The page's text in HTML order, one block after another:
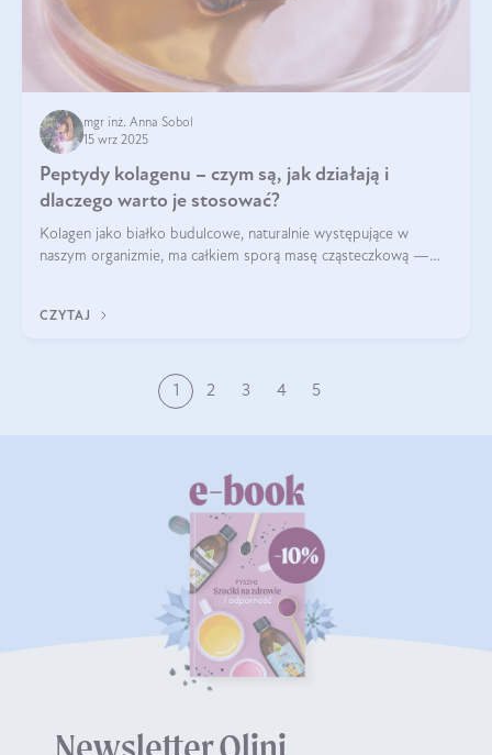
mgr inż. Anna Sobol
15 wrz 2025
Peptydy kolagenu – czym są, jak działają i
dlaczego warto je stosować?
Kolagen jako białko budulcowe, naturalnie występujące w
naszym organizmie, ma całkiem sporą masę cząsteczkową —
bardziej biodostępny
CZYTAJ
1 2 3 4 5